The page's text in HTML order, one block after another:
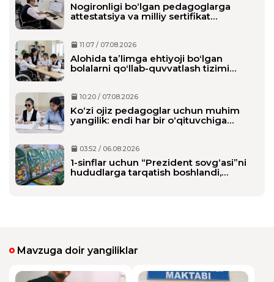
Nogironligi bo‘lgan pedagoglarga
attestatsiya va milliy sertifikat
11:07 / 07.08.2026
Alohida taʼlimga ehtiyoji boʻlgan
bolalarni qoʻllab-quvvatlash tizimi
10:20 / 07.08.2026
Ko‘zi ojiz pedagoglar uchun muhim
yangilik: endi har bir o‘qituvchiga
03:52 / 06.08.2026
1-sinflar uchun “Prezident sovg‘asi”ni
hududlarga tarqatish boshlandi,
Mavzuga doir yangiliklar